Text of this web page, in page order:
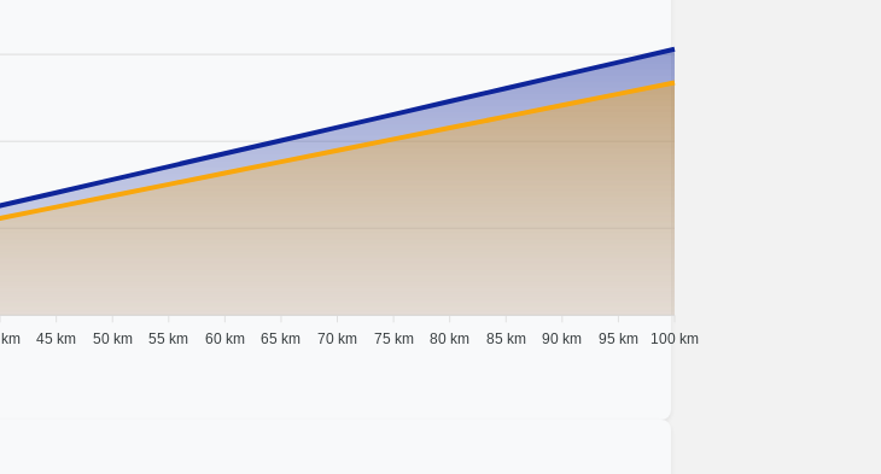
45 km 50 km 55 km 60 km 65 km 70 km 75 km 80 km 85 km 90 km 95 km 100 km